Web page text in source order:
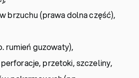
brzuchu (prawa dolna część),
rumień guzowaty),
przetoki, szczeliny,